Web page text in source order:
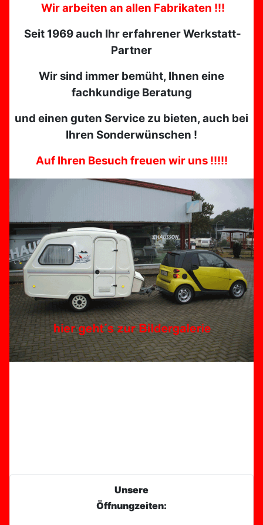
Wir arbeiten an allen Fabrikaten !!!
Seit 1969 auch Ihr erfahrener Werkstatt-
Partner
Wir sind immer bemüht, Ihnen eine
fachkundige Beratung
und einen guten Service zu bieten, auch bei
Ihren Sonderwünschen !
Auf Ihren Besuch freuen wir uns !!!!!
Unsere
Öffnungzeiten: